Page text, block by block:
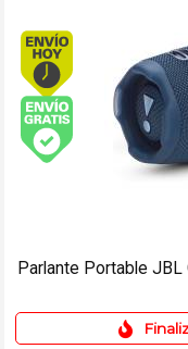
Envío hoy.
Envío
Tableta